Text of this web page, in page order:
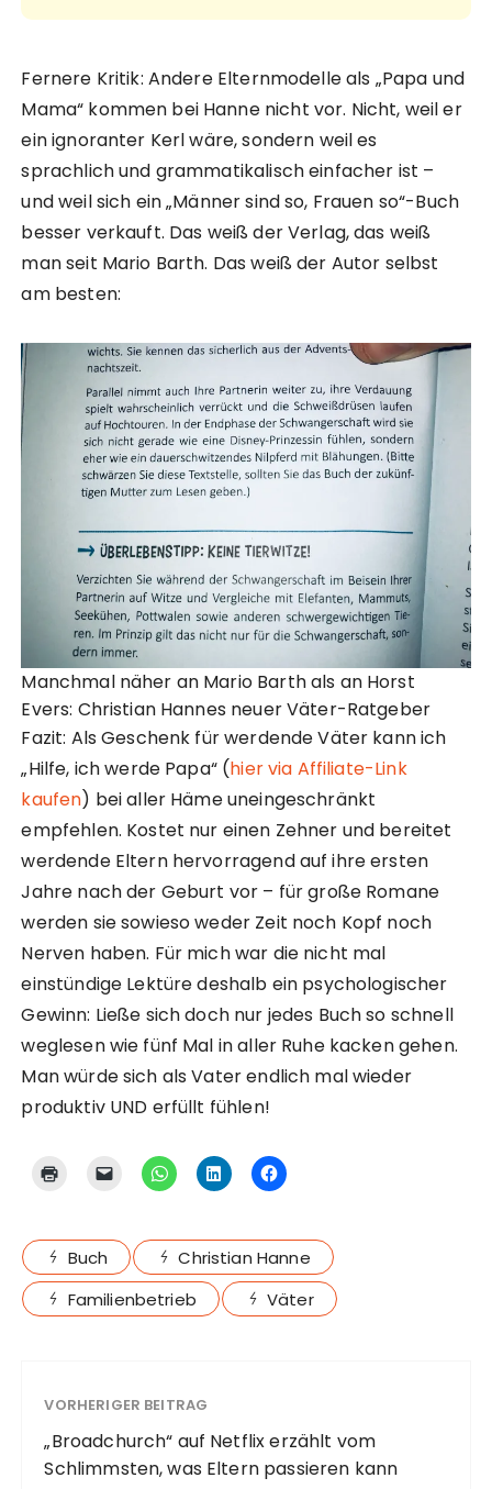
Fernere Kritik: Andere Elternmodelle als „Papa und
Mama“ kommen bei Hanne nicht vor. Nicht, weil er
ein ignoranter Kerl wäre, sondern weil es
sprachlich und grammatikalisch einfacher ist –
und weil sich ein „Männer sind so, Frauen so“-Buch
besser verkauft. Das weiß der Verlag, das weiß
man seit Mario Barth. Das weiß der Autor selbst
am besten:
Manchmal näher an Mario Barth als an Horst
Evers: Christian Hannes neuer Väter-Ratgeber
Fazit: Als Geschenk für werdende Väter kann ich
„Hilfe, ich werde Papa“ (hier via Affiliate-Link
kaufen) bei aller Häme uneingeschränkt
empfehlen. Kostet nur einen Zehner und bereitet
werdende Eltern hervorragend auf ihre ersten
Jahre nach der Geburt vor – für große Romane
werden sie sowieso weder Zeit noch Kopf noch
Nerven haben. Für mich war die nicht mal
einstündige Lektüre deshalb ein psychologischer
Gewinn: Ließe sich doch nur jedes Buch so schnell
weglesen wie fünf Mal in aller Ruhe kacken gehen.
Man würde sich als Vater endlich mal wieder
produktiv UND erfüllt fühlen!
Buch
Christian Hanne
Familienbetrieb
Väter
VORHERIGER BEITRAG
„Broadchurch“ auf Netflix erzählt vom
Schlimmsten, was Eltern passieren kann